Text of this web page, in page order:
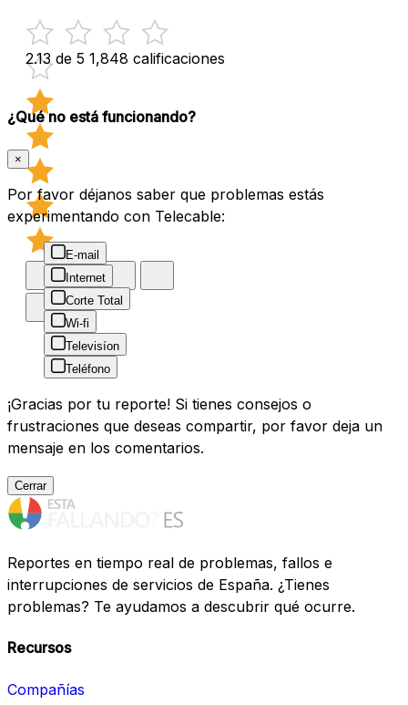
2.13 de 5 1,848 calificaciones
¿Qué no está funcionando?
×
Por favor déjanos saber que problemas estás
experimentando con Telecable:
E-mail
Internet
Corte Total
Wi-fi
Televisíon
Teléfono
¡Gracias por tu reporte! Si tienes consejos o
frustraciones que deseas compartir, por favor deja un
mensaje en los comentarios.
Cerrar
Reportes en tiempo real de problemas, fallos e
interrupciones de servicios de España. ¿Tienes
problemas? Te ayudamos a descubrir qué ocurre.
Recursos
Compañías